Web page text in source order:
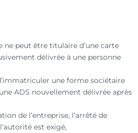
ne peut être titulaire d’une carte
délivrée à une personne
une forme sociétaire
ADS nouvellement délivrée après
de l’entreprise, l’arrêté de
est exigé,